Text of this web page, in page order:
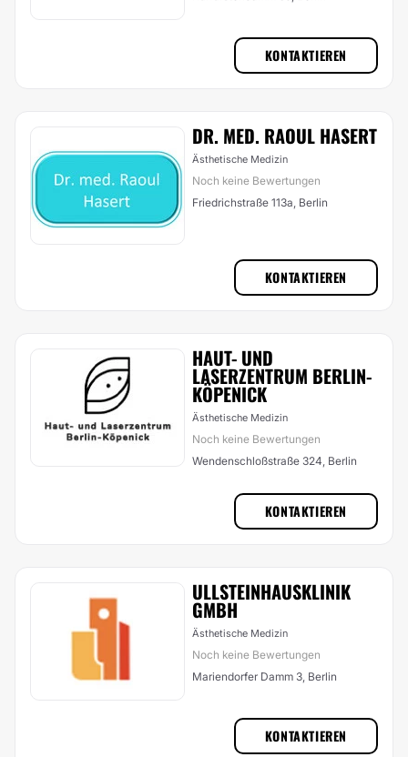
KONTAKTIEREN
DR. MED. RAOUL HASERT
Ästhetische Medizin
Noch keine Bewertungen
Friedrichstraße 113a, Berlin
KONTAKTIEREN
HAUT- UND
LASERZENTRUM BERLIN-
KÖPENICK
Ästhetische Medizin
Noch keine Bewertungen
Wendenschloßstraße 324, Berlin
KONTAKTIEREN
ULLSTEINHAUSKLINIK
GMBH
Ästhetische Medizin
Noch keine Bewertungen
Mariendorfer Damm 3, Berlin
KONTAKTIEREN